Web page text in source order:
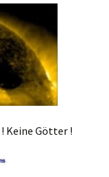
Keine Götter !